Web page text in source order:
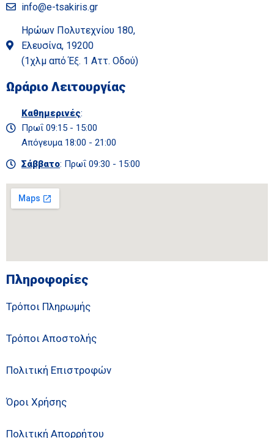
info@e-tsakiris.gr
Ηρώων Πολυτεχνίου 180,
Ελευσίνα, 19200
(1χλμ από Έξ. 1 Αττ. Οδού)
Ωράριο Λειτουργίας
Καθημερινές:
Πρωΐ 09:15 - 15:00
Απόγευμα 18:00 - 21:00
Σάββατο: Πρωΐ 09:30 - 15:00
Πληροφορίες
Τρόποι Πληρωμής
Τρόποι Αποστολής
Πολιτική Επιστροφών
Όροι Χρήσης
Πολιτική Απορρήτου